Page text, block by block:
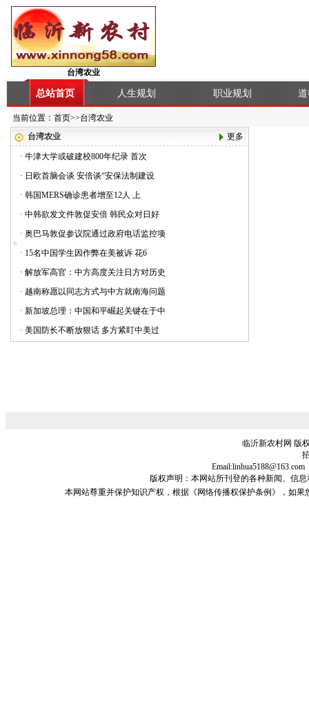
台湾农业
总站首页 人生规划 职业规划
当前位置： 首页>>台湾农业
台湾农业
更多
· 牛津大学或破建校800年纪录 首次
· 日欧首脑会谈 安倍谈“安保法制建设
· 韩国MERS确诊患者增至12人 上
· 中韩欲发文件敦促安倍 韩民众对日好
· 奥巴马敦促参议院通过政府电话监控项
· 15名中国学生因作弊在美被诉 花6
· 解放军高官：中方高度关注日方对历史
· 越南称愿以同志方式与中方就南海问题
· 新加坡总理：中国和平崛起关键在于中
· 美国防长不断放狠话 多方紧盯中美过
临沂新农村网 版
版权声明：本网站所刊登的各种新闻、信息
本网站尊重并保护知识产权，根据《网络传播权保护条例》，如